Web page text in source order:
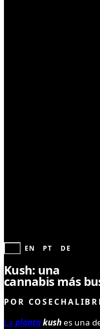
EN PT DE
Kush: una
cannabis más
POR
La plantakush es una